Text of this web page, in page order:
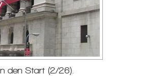
den Start (2/26).